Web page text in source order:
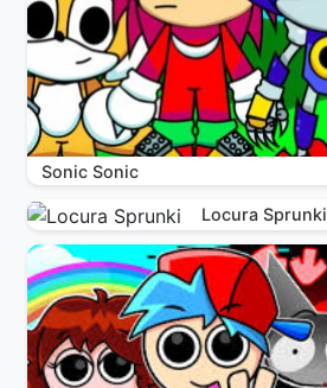
Sonic Sonic
Locura Sprunki